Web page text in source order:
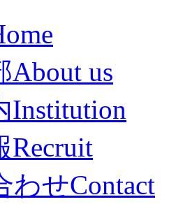
About us
Institution
Recruit
わせContact